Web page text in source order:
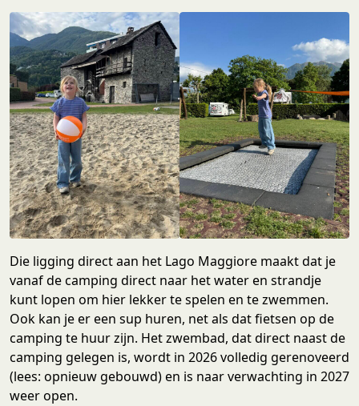
Die ligging direct aan het Lago Maggiore maakt dat je
vanaf de camping direct naar het water en strandje
kunt lopen om hier lekker te spelen en te zwemmen.
Ook kan je er een sup huren, net als dat fietsen op de
camping te huur zijn. Het zwembad, dat direct naast de
camping gelegen is, wordt in 2026 volledig gerenoveerd
(lees: opnieuw gebouwd) en is naar verwachting in 2027
weer open.